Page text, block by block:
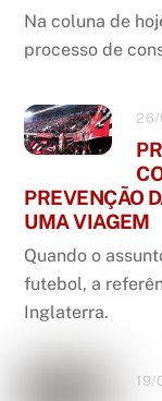
Na coluna de
processo de
26/
PREVENÇÃO
UMA VIAGEM
Quando o
futebol, a
Inglaterra.
19/